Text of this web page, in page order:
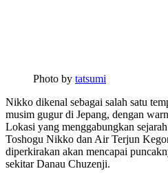
Photo by tatsumi
Nikko dikenal sebagai salah satu
musim gugur di Jepang, dengan
Lokasi yang menggabungkan
Toshogu Nikko dan Air Terjun
diperkirakan akan mencapai
sekitar Danau Chuzenji.